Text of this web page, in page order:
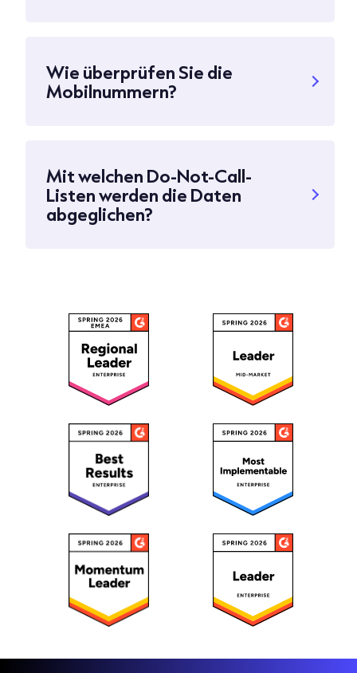
Wie überprüfen Sie die
Mobilnummern?
Mit welchen Do-Not-Call-
Listen werden die Daten
abgeglichen?